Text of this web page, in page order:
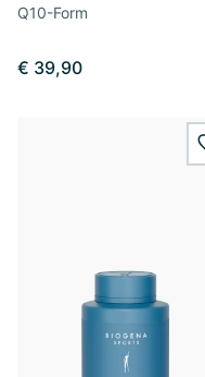
Q10-Form
€ 39,90